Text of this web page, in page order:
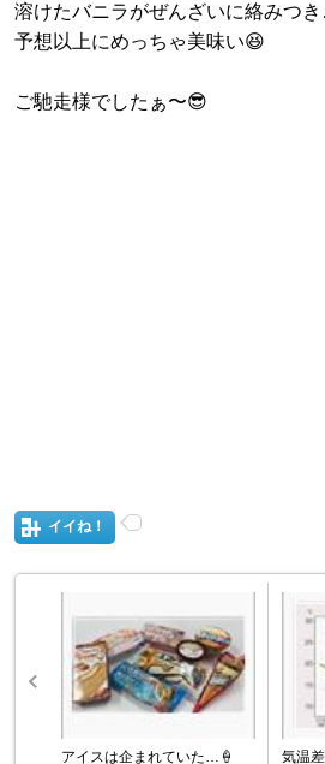
溶けたバニラがぜんざいに絡みつ
予想以上にめっちゃ美味い😆
ご馳走様でしたぁ〜😎
イイね！
アイスは企まれていた…🍦 気温